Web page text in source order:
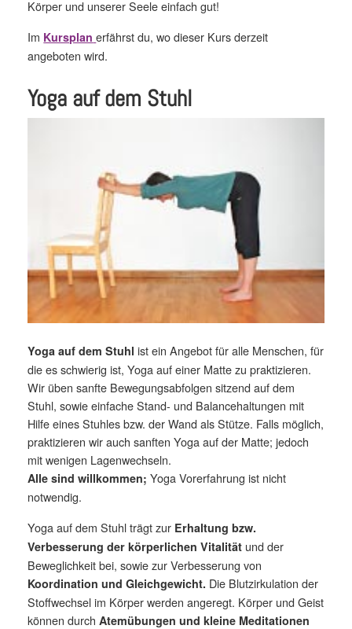
Körper und unserer Seele einfach gut!
Im Kursplan erfährst du, wo dieser Kurs derzeit
angeboten wird.
Yoga auf dem Stuhl
Yoga auf dem Stuhl ist ein Angebot für alle Menschen, für
die es schwierig ist, Yoga auf einer Matte zu praktizieren.
Wir üben sanfte Bewegungsabfolgen sitzend auf dem
Stuhl, sowie einfache Stand- und Balancehaltungen mit
Hilfe eines Stuhles bzw. der Wand als Stütze. Falls möglich,
praktizieren wir auch sanften Yoga auf der Matte; jedoch
mit wenigen Lagenwechseln.
Alle sind willkommen; Yoga Vorerfahrung ist nicht
notwendig.
Yoga auf dem Stuhl trägt zur Erhaltung bzw.
Verbesserung der körperlichen Vitalität und der
Beweglichkeit bei, sowie zur Verbesserung von
Koordination und Gleichgewicht. Die Blutzirkulation der
Stoffwechsel im Körper werden angeregt. Körper und Geist
können durchAtemübungen und kleine Meditationen